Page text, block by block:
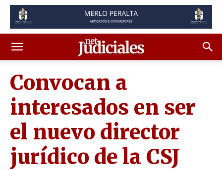
Convocan a
interesados en ser
el nuevo director
jurídico de la CSJ